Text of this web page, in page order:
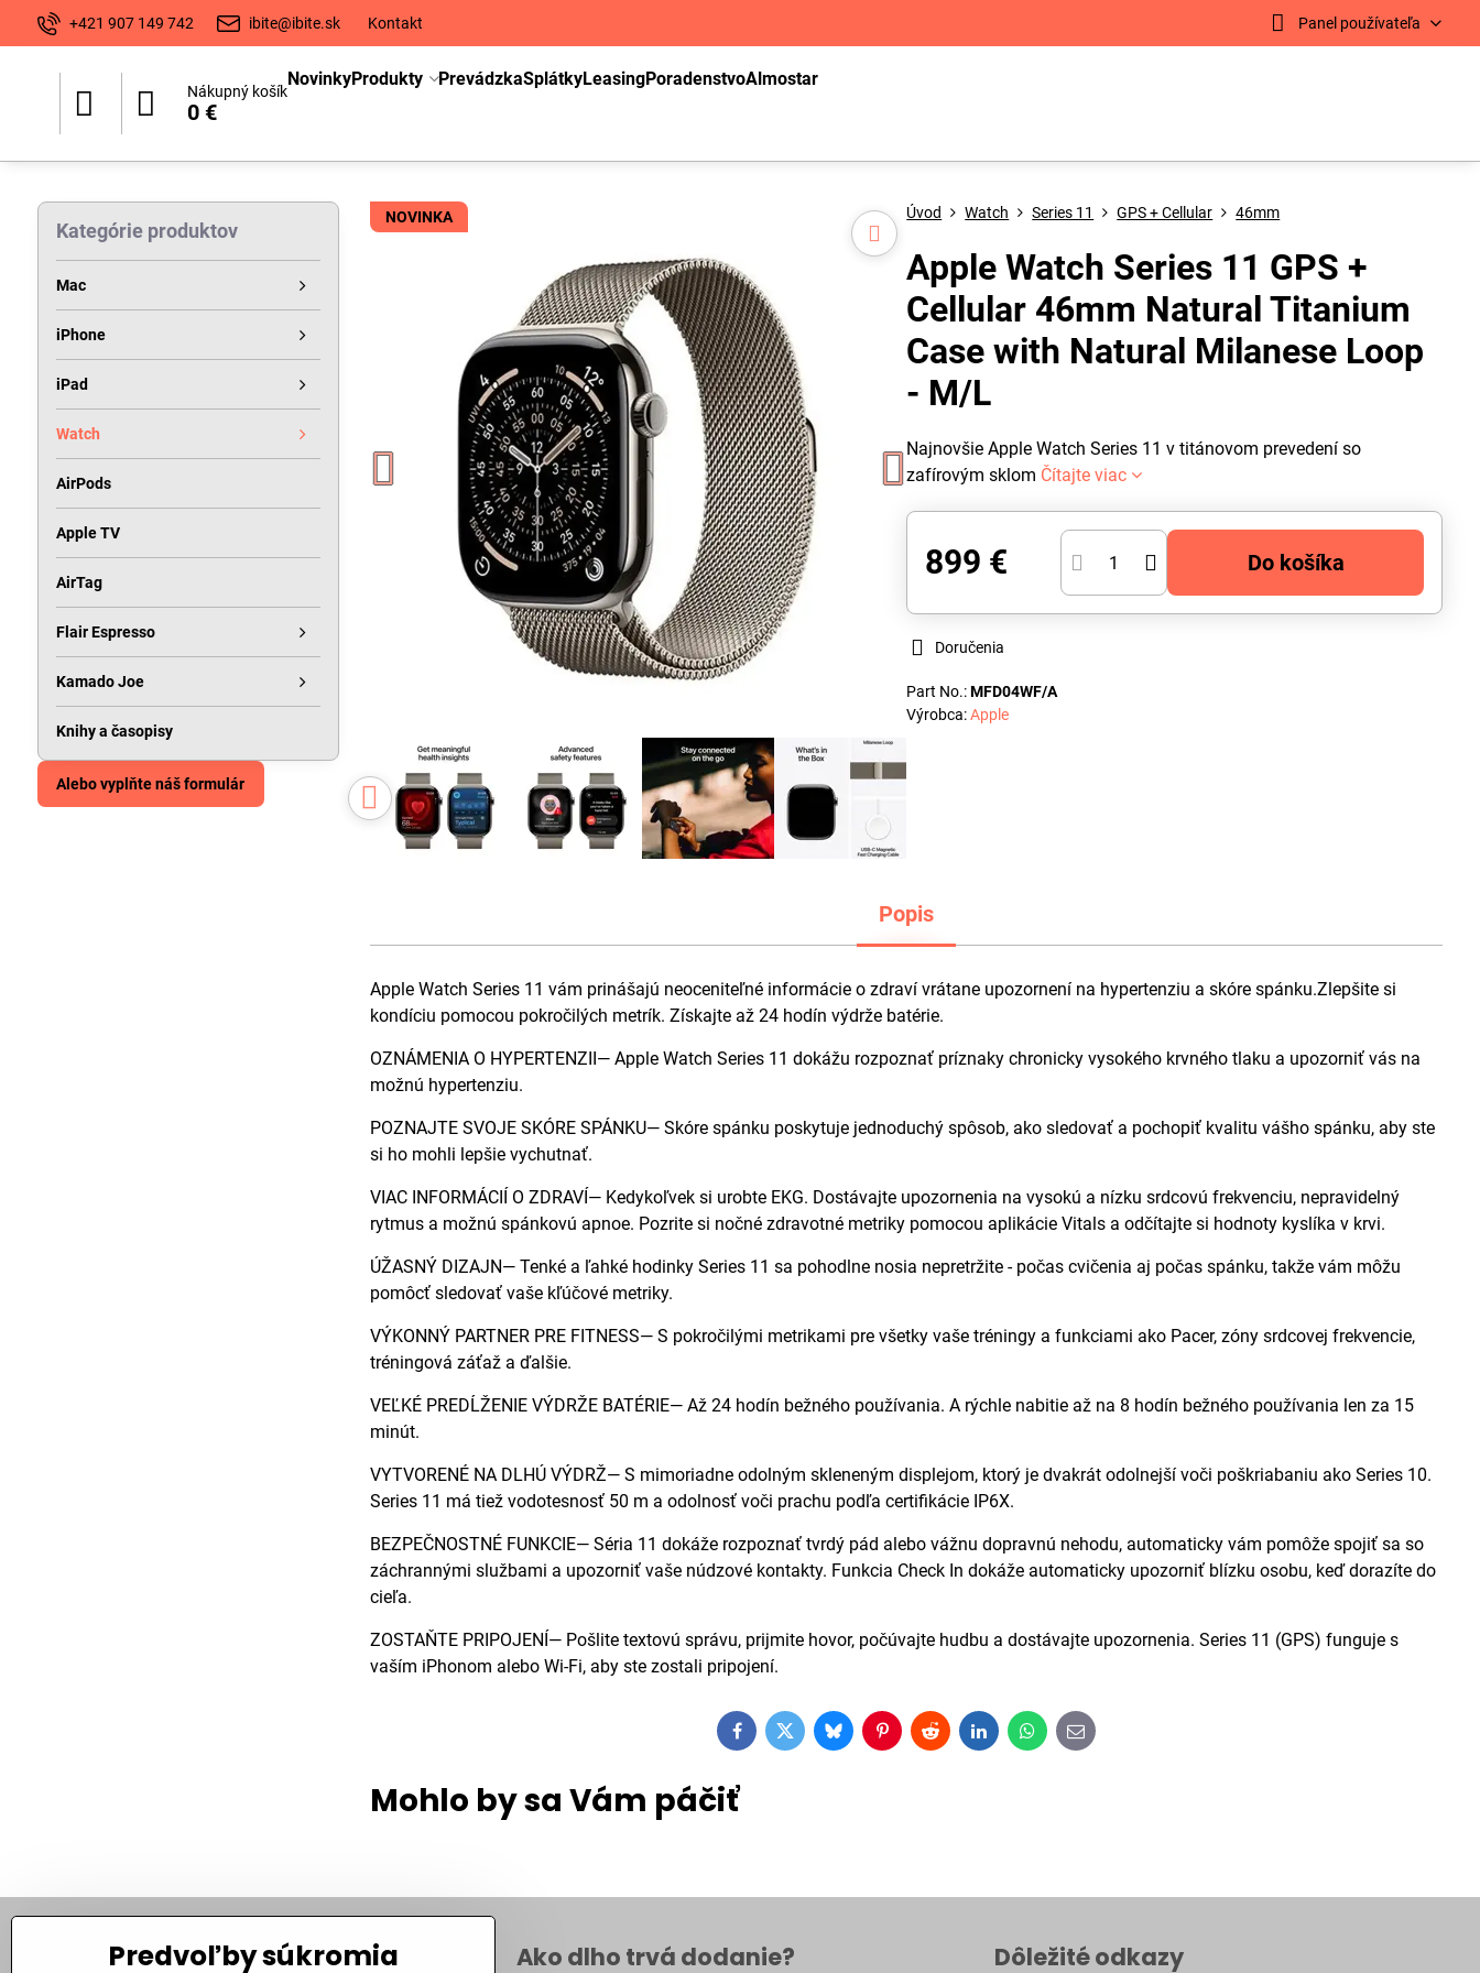
+421 907 149 742 ibite@ibite.sk Kontakt Panel používateľa
Nákupný košík
0 €
NovinkyProdukty PrevádzkaSplátkyLeasingPoradenstvoAlmostar
NOVINKA Úvod Watch Series 11 GPS + Cellular 46mm
Apple Watch Series 11 GPS +
Cellular 46mm Natural Titanium
Case with Natural Milanese Loop
- M/L
Najnovšie Apple Watch Series 11 v titánovom prevedení so
zafírovým sklom Čítajte viac
899 € Do košíka
Doručenia
Part No.:MFD04WF/A
Výrobca:Apple
Popis
Apple Watch Series 11 vám prinášajú neoceniteľné informácie o zdraví vrátane upozornení na hypertenziu a skóre spánku.Zlepšite si
kondíciu pomocou pokročilých metrík. Získajte až 24 hodín výdrže batérie.
OZNÁMENIA O HYPERTENZII— Apple Watch Series 11 dokážu rozpoznať príznaky chronicky vysokého krvného tlaku a upozorniť vás na
možnú hypertenziu.
POZNAJTE SVOJE SKÓRE SPÁNKU— Skóre spánku poskytuje jednoduchý spôsob, ako sledovať a pochopiť kvalitu vášho spánku, aby ste
si ho mohli lepšie vychutnať.
VIAC INFORMÁCIÍ O ZDRAVÍ— Kedykoľvek si urobte EKG. Dostávajte upozornenia na vysokú a nízku srdcovú frekvenciu, nepravidelný
rytmus a možnú spánkovú apnoe. Pozrite si nočné zdravotné metriky pomocou aplikácie Vitals a odčítajte si hodnoty kyslíka v krvi.
ÚŽASNÝ DIZAJN— Tenké a ľahké hodinky Series 11 sa pohodlne nosia nepretržite - počas cvičenia aj počas spánku, takže vám môžu
pomôcť sledovať vaše kľúčové metriky.
VÝKONNÝ PARTNER PRE FITNESS— S pokročilými metrikami pre všetky vaše tréningy a funkciami ako Pacer, zóny srdcovej frekvencie,
tréningová záťaž a ďalšie.
VEĽKÉ PREDĹŽENIE VÝDRŽE BATÉRIE— Až 24 hodín bežného používania. A rýchle nabitie až na 8 hodín bežného používania len za 15
minút.
VYTVORENÉ NA DLHÚ VÝDRŽ— S mimoriadne odolným skleneným displejom, ktorý je dvakrát odolnejší voči poškriabaniu ako Series 10.
Series 11 má tiež vodotesnosť 50 m a odolnosť voči prachu podľa certifikácie IP6X.
BEZPEČNOSTNÉ FUNKCIE— Séria 11 dokáže rozpoznať tvrdý pád alebo vážnu dopravnú nehodu, automaticky vám pomôže spojiť sa so
záchrannými službami a upozorniť vaše núdzové kontakty. Funkcia Check In dokáže automaticky upozorniť blízku osobu, keď dorazíte do
cieľa.
ZOSTAŇTE PRIPOJENÍ— Pošlite textovú správu, prijmite hovor, počúvajte hudbu a dostávajte upozornenia. Series 11 (GPS) funguje s
vaším iPhonom alebo Wi-Fi, aby ste zostali pripojení.
FacebookTwitterBlueskyPinterestRedditLinkedInWhatsApp
E-
mail
Mohlo by sa Vám páčiť
Kategórie produktov
Mac
iPhone
iPad
Watch
AirPods
Apple TV
AirTag
Flair Espresso
Kamado Joe
Knihy a časopisy
Alebo vyplňte náš formulár
Kontakt Ako dlho trvá dodanie? Dôležité odkazy
Predvoľby súkromia